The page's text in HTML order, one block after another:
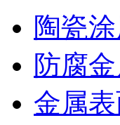
陶瓷
防腐
金属